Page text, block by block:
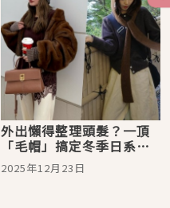
外出懶得整理頭髮？一頂
「毛帽」搞定冬季日系印
象
2025年12月23日